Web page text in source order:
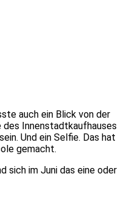
auch ein Blick von der
des
Und ein Selfie. Das hat
gemacht.
sich im Juni das eine oder